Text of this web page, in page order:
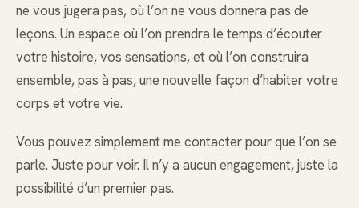
ne vous jugera pas, où l’on ne vous donnera pas de
leçons. Un espace où l’on prendra le temps d’écouter
votre histoire, vos sensations, et où l’on construira
ensemble, pas à pas, une nouvelle façon d’habiter votre
corps et votre vie.
Vous pouvez simplement me contacter pour que l’on se
parle. Juste pour voir. Il n’y a aucun engagement, juste la
possibilité d’un premier pas.